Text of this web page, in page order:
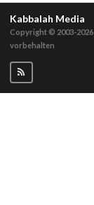
Kabbalah Media
Copyright © 2003-2026
vorbehalten